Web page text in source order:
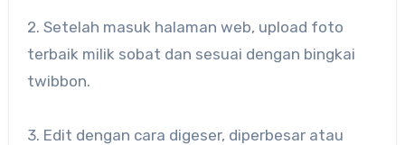
2. Setelah masuk halaman web, upload foto
terbaik milik sobat dan sesuai dengan bingkai
twibbon.
3. Edit dengan cara digeser, diperbesar atau